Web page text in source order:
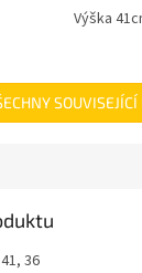
Výška
SOUVISEJÍCÍ
36